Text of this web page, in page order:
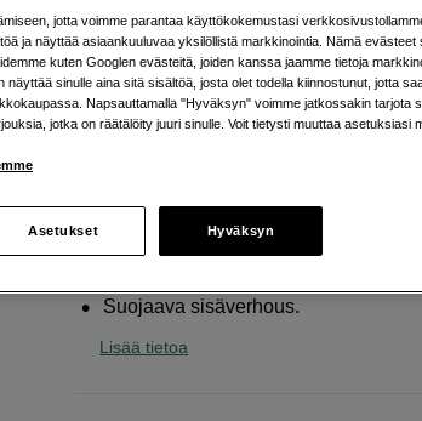
Tenba Cineluxe v2 Shoulder Bag 24 Black
avautuu kuin lääkärinlaukku
Verkkokauppa:Varastossa
Tilavuus 51 litraa.
Suojaava sisäverhous.
Lisää tietoa
jotta voimme parantaa käyttökokemustasi
ja näyttää asiaankuuluvaa yksilöllistä markkinointia. Nämä evästeet
kuten Googlen evästeitä, joiden kanssa jaamme tietoja
näyttää sinulle aina sitä sisältöä, josta olet todella kiinnostunut, jotta
Napsauttamalla "Hyväksyn" voimme jatkossakin tarjota
jotka on räätälöity juuri sinulle. Voit tietysti muuttaa asetuksiasi
Asetukset Hyväksyn